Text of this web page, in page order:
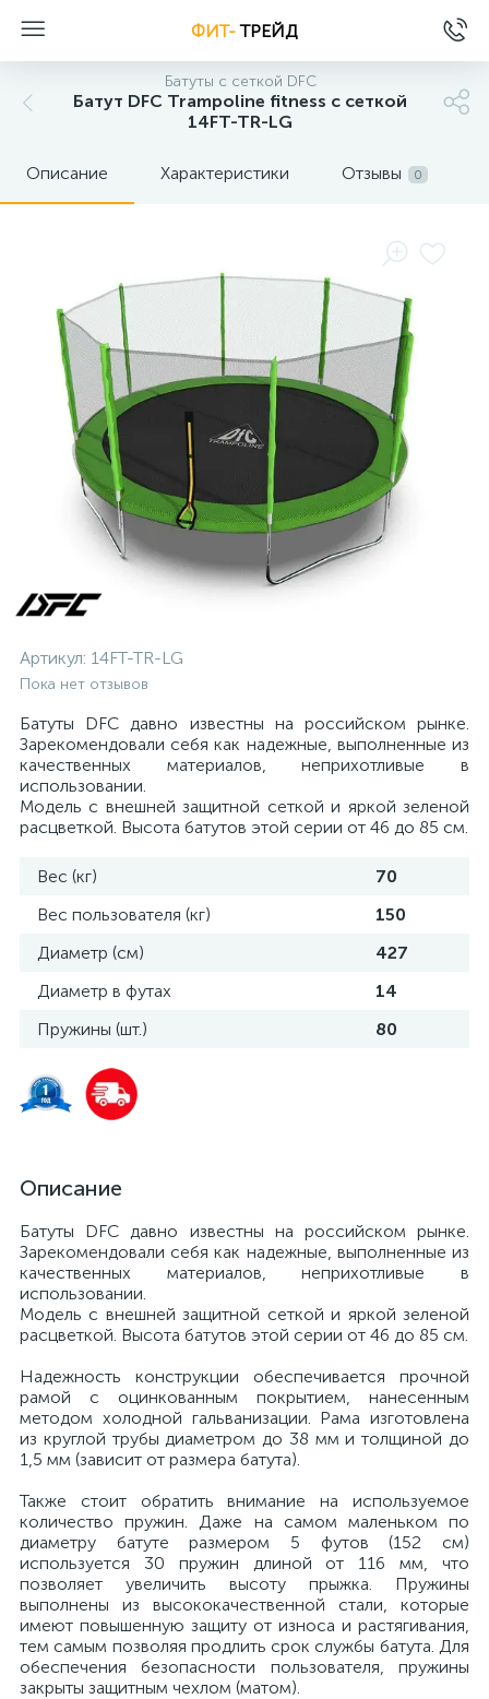
ФИТ-ТРЕЙД
Батуты с сеткой DFC
Батут DFC Trampoline fitness с сеткой
14FT-TR-LG
Описание Характеристики Отзывы 0
Артикул: 14FT-TR-LG
Пока нет отзывов
Батуты DFC давно известны на российском рынке.
Зарекомендовали себя как надежные, выполненные из
качественных материалов, неприхотливые в
использовании.
Модель с внешней защитной сеткой и яркой зеленой
расцветкой. Высота батутов этой серии от 46 до 85 см.
Вес (кг)
70
Вес пользователя (кг)
150
Диаметр (см)
427
Диаметр в футах
14
Пружины (шт.)
80
Описание
Батуты DFC давно известны на российском рынке.
Зарекомендовали себя как надежные, выполненные из
качественных материалов, неприхотливые в
использовании.
Модель с внешней защитной сеткой и яркой зеленой
расцветкой. Высота батутов этой серии от 46 до 85 см.
Надежность конструкции обеспечивается прочной
рамой с оцинкованным покрытием, нанесенным
методом холодной гальванизации. Рама изготовлена
из круглой трубы диаметром до 38 мм и толщиной до
1,5 мм (зависит от размера батута).
Также стоит обратить внимание на используемое
количество пружин. Даже на самом маленьком по
диаметру батуте размером 5 футов (152 см)
используется 30 пружин длиной от 116 мм, что
позволяет увеличить высоту прыжка. Пружины
выполнены из высококачественной стали, которые
имеют повышенную защиту от износа и растягивания,
тем самым позволяя продлить срок службы батута. Для
обеспечения безопасности пользователя, пружины
закрыты защитным чехлом (матом).